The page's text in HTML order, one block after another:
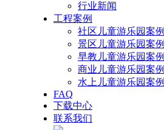
行业新闻
工程案例
社区儿童游乐园案例
景区儿童游乐园案例
早教儿童游乐园案例
商业儿童游乐园案例
水上儿童游乐园案例
FAQ
下载中心
联系我们